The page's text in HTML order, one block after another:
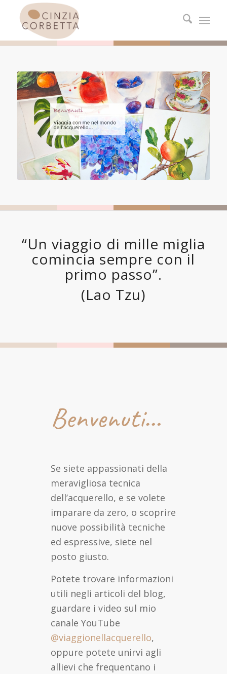
“Un viaggio di mille miglia
comincia sempre con il
primo passo”.
(Lao Tzu)
Benvenuti…
Se siete appassionati della
meravigliosa tecnica
dell’acquerello, e se volete
imparare da zero, o scoprire
nuove possibilità tecniche
ed espressive, siete nel
posto giusto.
Potete trovare informazioni
utili negli articoli del blog,
guardare i video sul mio
canale YouTube
@viaggionellacquerello,
oppure potete unirvi agli
allievi che frequentano i